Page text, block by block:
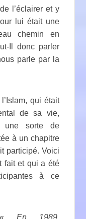
l’éclairer et y
lui était une
chemin en
Il donc parler
parle par la
qui était
de sa vie,
une sorte de
à un chapitre
participé. Voici
fait et qui a été
à ce
« En 1989,